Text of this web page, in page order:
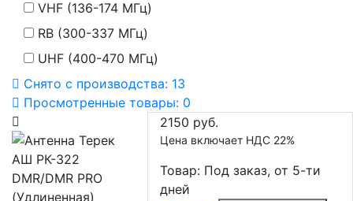
VHF (136-174 МГц)
RB (300-337 МГц)
UHF (400-470 МГц)
Снято с производства: 13
Просмотренные товары: 0
2150 руб.
Цена включает НДС 22%
Товар: Под заказ, от 5-ти
дней